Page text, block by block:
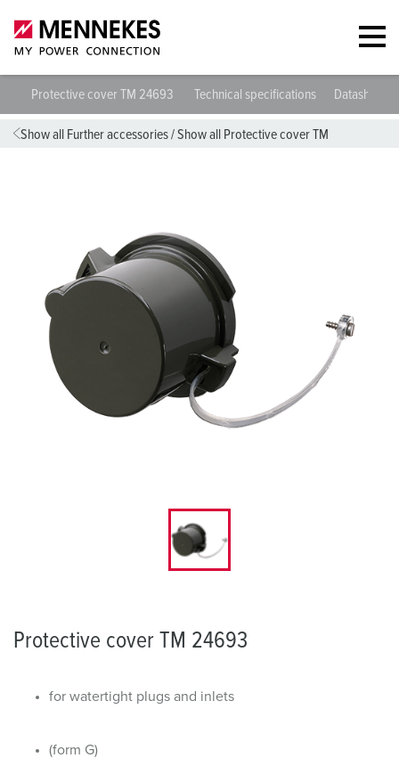
Protective cover TM 24693 Technical specifications Datasheets
Show all Further accessories/Show all Protective cover TM
Protective cover TM 24693
for watertight plugs and inlets
(form G)